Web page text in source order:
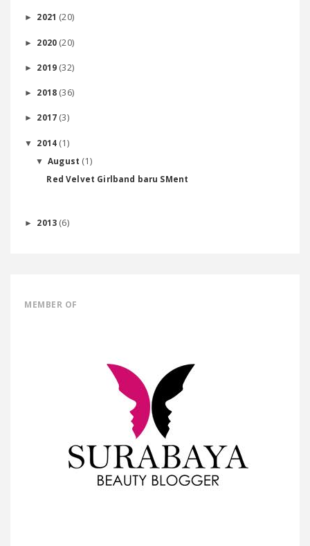
► 2021 (20)
► 2020 (20)
► 2019 (32)
► 2018 (36)
► 2017 (3)
▼ 2014 (1)
▼August (1)
Red Velvet Girlband baru SMent
► 2013 (6)
MEMBER OF